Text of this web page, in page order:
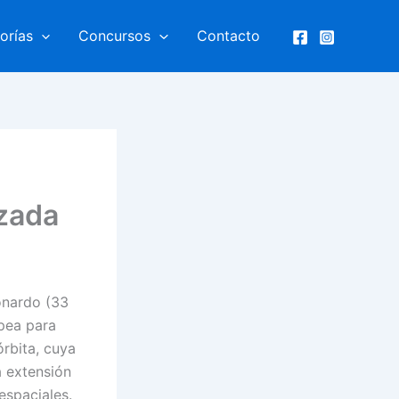
Concursos Contacto
(33
para
cuya
extensión